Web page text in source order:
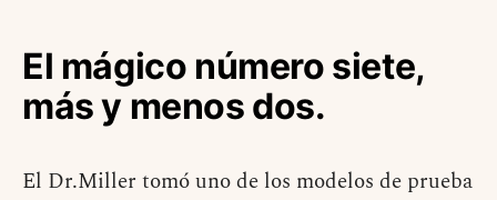
El mágico número siete,
más y menos dos.
El Dr.Miller tomó uno de los modelos de prueba